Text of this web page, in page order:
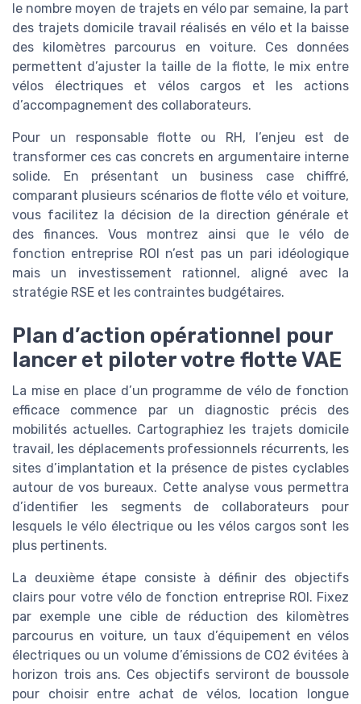
le nombre moyen de trajets en vélo par semaine, la part
des trajets domicile travail réalisés en vélo et la baisse
des kilomètres parcourus en voiture. Ces données
permettent d’ajuster la taille de la flotte, le mix entre
vélos électriques et vélos cargos et les actions
d’accompagnement des collaborateurs.
Pour un responsable flotte ou RH, l’enjeu est de
transformer ces cas concrets en argumentaire interne
solide. En présentant un business case chiffré,
comparant plusieurs scénarios de flotte vélo et voiture,
vous facilitez la décision de la direction générale et
des finances. Vous montrez ainsi que le vélo de
fonction entreprise ROI n’est pas un pari idéologique
mais un investissement rationnel, aligné avec la
stratégie RSE et les contraintes budgétaires.
Plan d’action opérationnel pour
lancer et piloter votre flotte VAE
La mise en place d’un programme de vélo de fonction
efficace commence par un diagnostic précis des
mobilités actuelles. Cartographiez les trajets domicile
travail, les déplacements professionnels récurrents, les
sites d’implantation et la présence de pistes cyclables
autour de vos bureaux. Cette analyse vous permettra
d’identifier les segments de collaborateurs pour
lesquels le vélo électrique ou les vélos cargos sont les
plus pertinents.
La deuxième étape consiste à définir des objectifs
clairs pour votre vélo de fonction entreprise ROI. Fixez
par exemple une cible de réduction des kilomètres
parcourus en voiture, un taux d’équipement en vélos
électriques ou un volume d’émissions de CO2 évitées à
horizon trois ans. Ces objectifs serviront de boussole
pour choisir entre achat de vélos, location longue